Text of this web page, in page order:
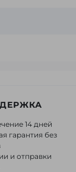
14 дней
гарантия без
и отправки